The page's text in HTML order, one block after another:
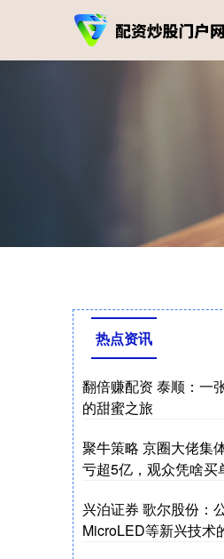
热点资讯
翻倍赚配资 泰顺：一
的甜蜜之旅
聚牛策略 京圈大佬集
亏超5亿，观众凭啥买
兴泊证券 歌尔股份：
MicroLED等新兴技术